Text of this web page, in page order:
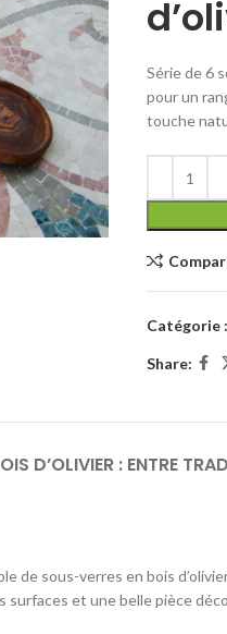
Série de 6
pour un
touche
Catégorie :
Share:
D’OLIVIER : ENTRE
sous-verres en bois
et une belle pièce